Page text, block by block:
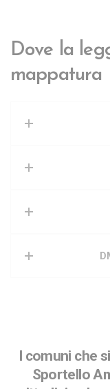
Dove la
mappatura
I comuni che
Sportello